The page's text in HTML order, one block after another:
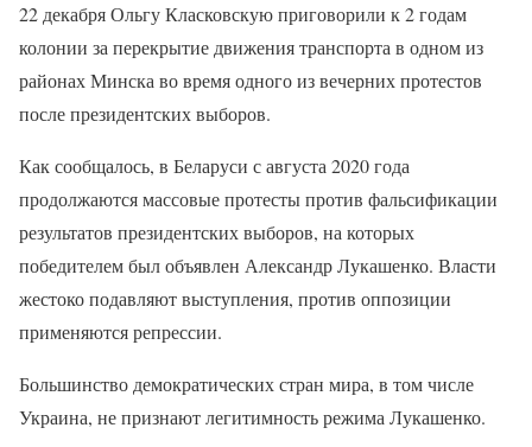
22 декабря Ольгу Класковскую приговорили к 2 годам
колонии за перекрытие движения транспорта в одном из
районах Минска во время одного из вечерних протестов
после президентских выборов.
Как сообщалось, в Беларуси с августа 2020 года
продолжаются массовые протесты против фальсификации
результатов президентских выборов, на которых
победителем был объявлен Александр Лукашенко. Власти
жестоко подавляют выступления, против оппозиции
применяются репрессии.
Большинство демократических стран мира, в том числе
Украина, не признают легитимность режима Лукашенко.